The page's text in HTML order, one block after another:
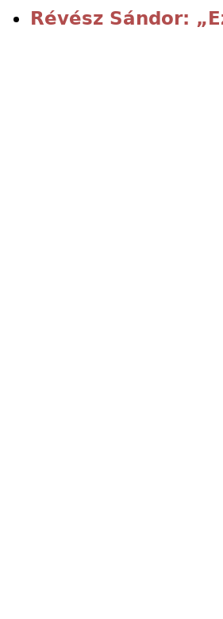
Révész Sándor: